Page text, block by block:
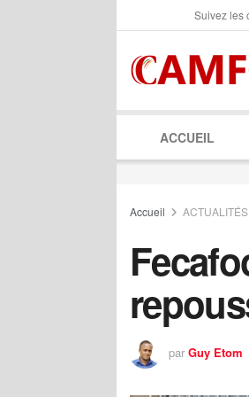
Suivez les
ACCUEIL
Accueil ACTUALITÉS
par Guy Etom